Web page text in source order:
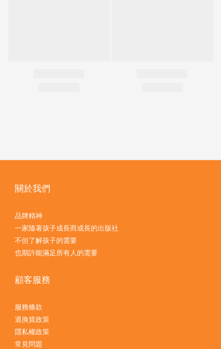
關於我們
品牌精神
一家隨著孩子成長而成長的出版社
不但了解孩子的需要
也期許能滿足所有人的需要
顧客服務
服務條款
退換貨政策
隱私權政策
常見問題